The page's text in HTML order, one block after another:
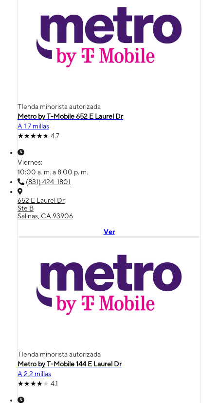
TIenda minorista autorizada
Metro by T-Mobile 652 E Laurel Dr
A 1.7 millas
4.7
Viernes:
10:00 a. m. a 8:00 p. m.
(831) 424-1801
652 E Laurel Dr
Ste B
Salinas, CA 93906
Ver
TIenda minorista autorizada
Metro by T-Mobile 144 E Laurel Dr
A 2.2 millas
4.1